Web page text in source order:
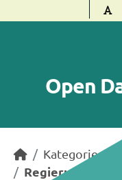
Überspringen zum
Open
Kategorien
Regierung und